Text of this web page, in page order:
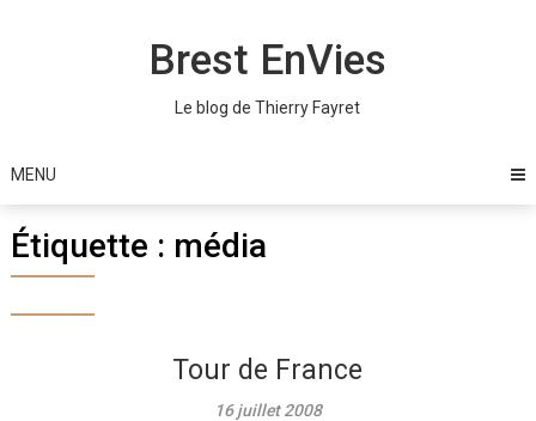
Brest EnVies
Le blog de Thierry Fayret
MENU
Étiquette : média
Tour de France
16 juillet 2008